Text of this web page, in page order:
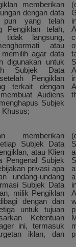
memberikan
dengan data
pun yang telah
Pengiklan telah,
langsung,
atau
agar data
digunakan untuk
Subjek Data
Pengiklan
terkait dengan
Audiens
Subjek
Khusus;
memberikan
Subjek Data
atau Klien
Pengenal Subjek
privasi apa
undang-undang
Subjek Data
milik Pengiklan
dengan dan
untuk tujuan
Ketentuan
ini, termasuk
iklan, dan